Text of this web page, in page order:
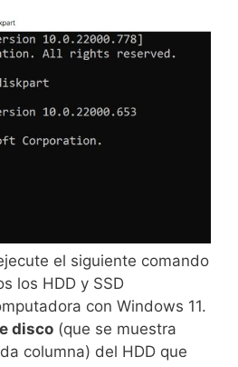
el siguiente comando
los HDD y SSD
con Windows 11.
disco (que se muestra
columna) del HDD que